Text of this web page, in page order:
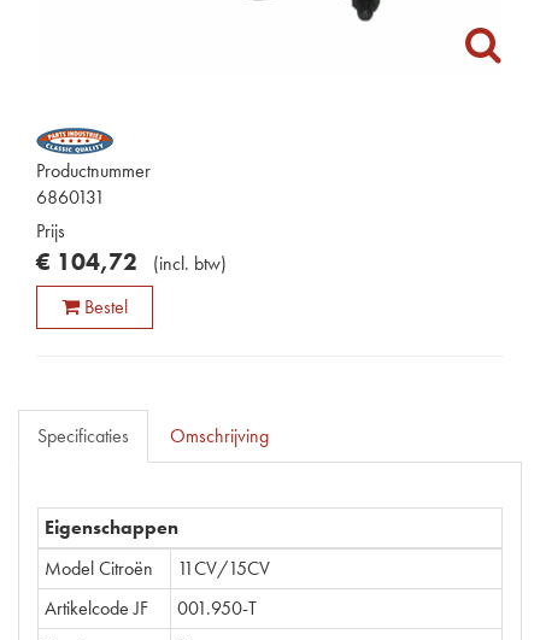
Productnummer
6860131
Prijs
€ 104,72 (incl. btw)
Bestel
Specificaties Omschrijving
Eigenschappen
Model Citroën
11CV/15CV
Artikelcode JF
001.950-T